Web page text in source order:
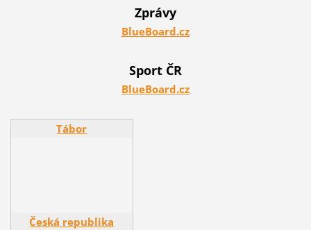
Zprávy
BlueBoard.cz
Sport ČR
BlueBoard.cz
Tábor
Tábor
Česká republika